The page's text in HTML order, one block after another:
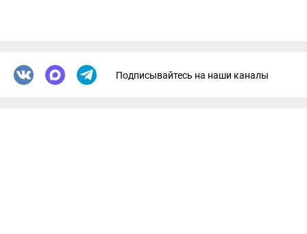
Подписывайтесь на наши каналы